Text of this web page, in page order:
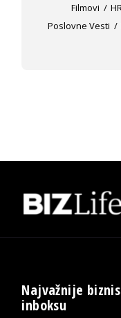
Filmovi
Poslovne Vesti
Najvažnije
inboksu